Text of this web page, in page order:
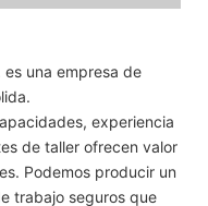
es una empresa de
experiencia
de taller ofrecen valor
Podemos producir un
trabajo seguros que